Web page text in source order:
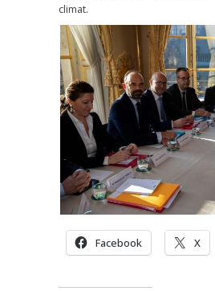
climat.
Facebook X